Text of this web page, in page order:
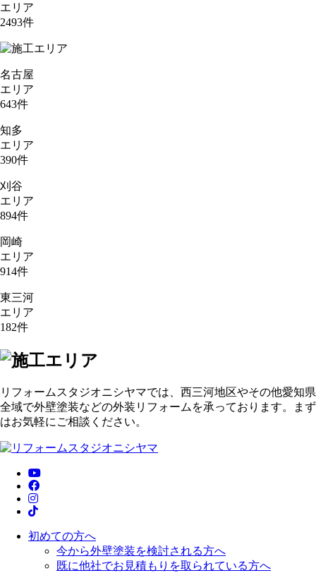
エリア
2493件
名古屋
エリア
643件
知多
エリア
390件
刈谷
エリア
894件
岡崎
エリア
914件
東三河
エリア
182件
リフォームスタジオニシヤマでは、西三河地区やその他愛知県
全域で外壁塗装などの外装リフォームを承っております。まず
はお気軽にご相談ください。
初めての方へ
今から外壁塗装を検討される方へ
既に他社でお見積もりを取られている方へ